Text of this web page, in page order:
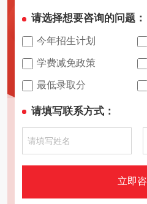
请选择想要咨询的问题：
今年招生计划
学费减免政策
最低录取分
请填写联系方式：
立即